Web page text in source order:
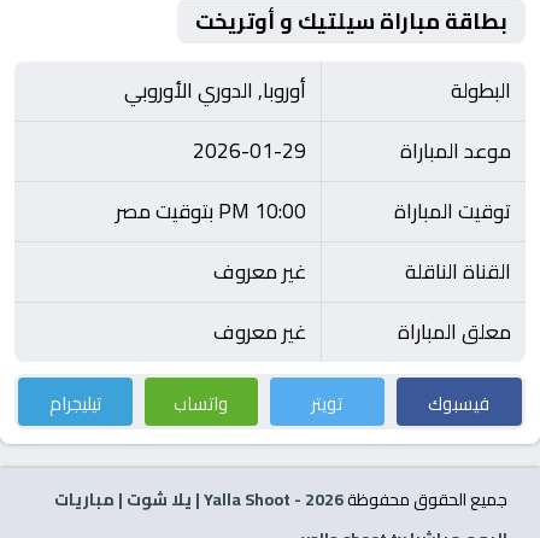
بطاقة مباراة سيلتيك و أوتريخت
البطولة
أوروبا, الدوري الأوروبي
موعد المباراة
2026-01-29
توقيت المباراة
10:00 PM بتوقيت مصر
القناة الناقلة
غير معروف
معلق المباراة
غير معروف
فيسبوك تويتر واتساب تيليجرام
جميع الحقوق محفوظة2026
- Yalla Shoot | يلا شوت | مباريات